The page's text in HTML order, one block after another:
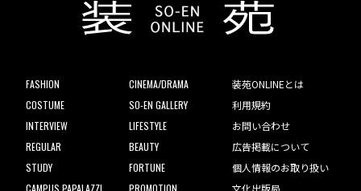
FASHION
COSTUME
INTERVIEW
REGULAR
STUDY
CAMPUS PAPALAZZI
CINEMA/DRAMA
SO-EN GALLERY
LIFESTYLE
BEAUTY
FORTUNE
PROMOTION
装苑ONLINEとは
利用規約
お問い合わせ
広告掲載について
個人情報のお取り扱い
文化出版局